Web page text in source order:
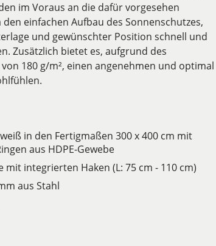
im Voraus an die dafür vorgesehen
einfachen Aufbau des Sonnenschutzes,
und gewünschter Position schnell und
Zusätzlich bietet es, aufgrund des
180 g/m², einen angenehmen und optimal
in den Fertigmaßen 300 x 400 cm mit
aus HDPE-Gewebe
integrierten Haken (L: 75 cm - 110 cm)
aus Stahl